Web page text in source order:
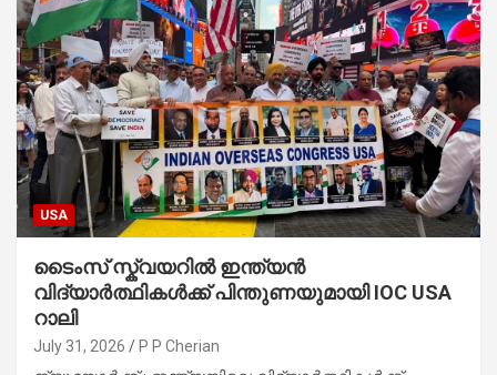
USA
ടൈംസ് സ്ക്വയറിൽ ഇന്ത്യൻ
വിദ്യാർത്ഥികൾക്ക് പിന്തുണയുമായി IOC USA
റാലി
July 31, 2026 P P Cherian